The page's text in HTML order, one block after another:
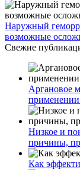
Наружный
возможные
Свежие
Аргановое
применении
Низкое и
причины,
Как